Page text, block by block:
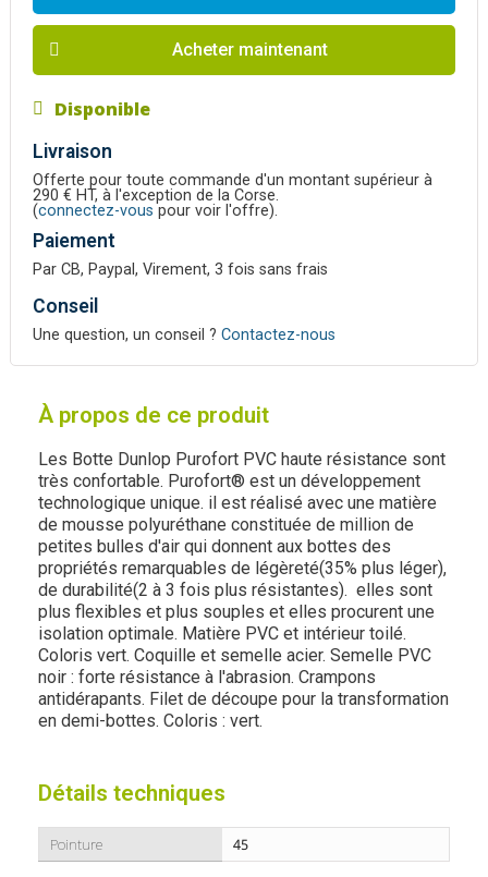
Acheter maintenant
Disponible
Livraison
Offerte pour toute commande d'un montant supérieur à
290 € HT, à l'exception de la Corse.
(connectez-vous pour voir l'offre).
Paiement
Par CB, Paypal, Virement, 3 fois sans frais
Conseil
Une question, un conseil ? Contactez-nous
À propos de ce produit
Les Botte Dunlop Purofort PVC haute résistance sont
très confortable. Purofort® est un développement
technologique unique. il est réalisé avec une matière
de mousse polyuréthane constituée de million de
petites bulles d'air qui donnent aux bottes des
propriétés remarquables de légèreté(35% plus léger),
de durabilité(2 à 3 fois plus résistantes). elles sont
plus flexibles et plus souples et elles procurent une
isolation optimale. Matière PVC et intérieur toilé.
Coloris vert. Coquille et semelle acier. Semelle PVC
noir : forte résistance à l'abrasion. Crampons
antidérapants. Filet de découpe pour la transformation
en demi-bottes. Coloris : vert.
Détails techniques
Pointure 45